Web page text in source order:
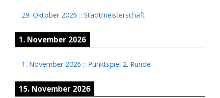
29. Oktober 2026 :: Stadtmeisterschaft
1. November 2026
1. November 2026 :: Punktspiel 2. Runde
15. November 2026